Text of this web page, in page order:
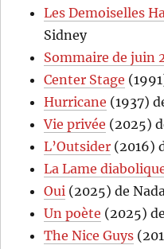
Les Demoiselles
Sidney
Sommaire de juin
Center Stage
Hurricane (1937)
Vie privée (2025)
L’Outsider (2016)
La Lame
Oui (2025) de
Un poète (2025)
The Nice Guys